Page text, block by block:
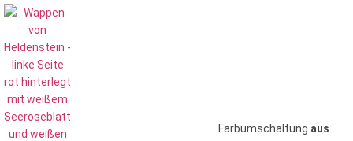
Farbumschaltung aus